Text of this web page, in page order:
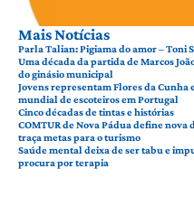
Mais Notícias
Parla Talian: Pigiama do amor – Toni
Uma década da partida de Marcos
do ginásio municipal
Jovens representam Flores da Cunha
mundial de escoteiros em Portugal
Cinco décadas de tintas e histórias
COMTUR de Nova Pádua define nova
traça metas para o turismo
Saúde mental deixa de ser tabu e
procura por terapia